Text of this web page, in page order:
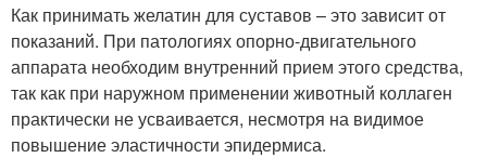
Как принимать желатин для суставов – это зависит от
показаний. При патологиях опорно-двигательного
аппарата необходим внутренний прием этого средства,
так как при наружном применении животный коллаген
практически не усваивается, несмотря на видимое
повышение эластичности эпидермиса.